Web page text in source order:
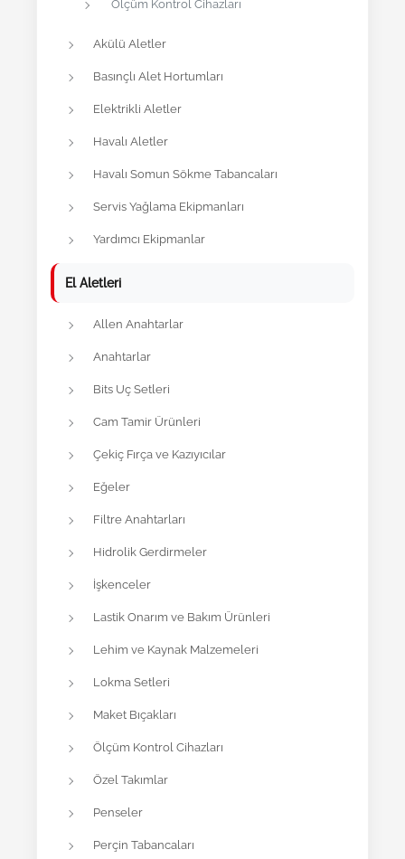
Ölçüm Kontrol Cihazları
Akülü Aletler
Basınçlı Alet Hortumları
Elektrikli Aletler
Havalı Aletler
Havalı Somun Sökme Tabancaları
Servis Yağlama Ekipmanları
Yardımcı Ekipmanlar
El Aletleri
Allen Anahtarlar
Anahtarlar
Bits Uç Setleri
Cam Tamir Ürünleri
Çekiç Fırça ve Kazıyıcılar
Eğeler
Filtre Anahtarları
Hidrolik Gerdirmeler
İşkenceler
Lastik Onarım ve Bakım Ürünleri
Lehim ve Kaynak Malzemeleri
Lokma Setleri
Maket Bıçakları
Ölçüm Kontrol Cihazları
Özel Takımlar
Penseler
Perçin Tabancaları